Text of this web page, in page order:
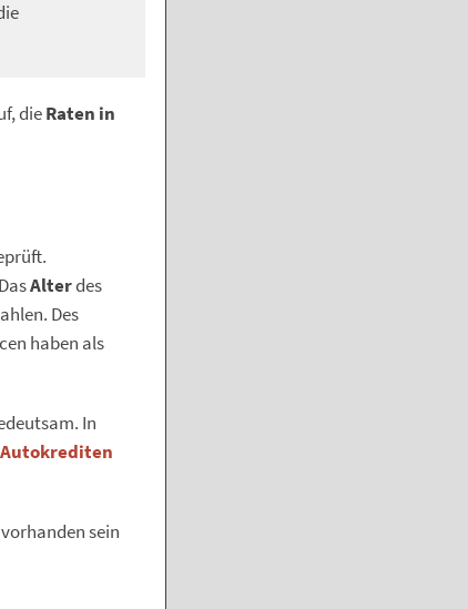
dieRaten in
Alterdes
Des
haben als
In
sein